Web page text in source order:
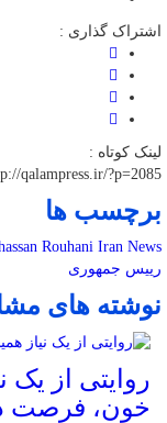
اشتراک گذاری :
لینک کوتاه :
qalampress.ir/?p=2085
برچسب ها
Rouhani Iran News
رییس جمهوری
نوشته های
روایتی از
خون، فرصت